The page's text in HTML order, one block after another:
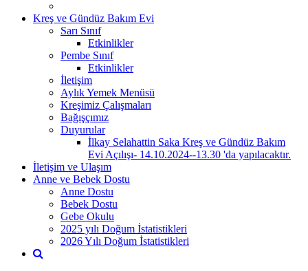
Kreş ve Gündüz Bakım Evi
Sarı Sınıf
Etkinlikler
Pembe Sınıf
Etkinlikler
İletişim
Aylık Yemek Menüsü
Kreşimiz Çalışmaları
Bağışçımız
Duyurular
İlkay Selahattin Saka Kreş ve Gündüz Bakım
Evi Açılışı- 14.10.2024--13.30 'da yapılacaktır.
İletişim ve Ulaşım
Anne ve Bebek Dostu
Anne Dostu
Bebek Dostu
Gebe Okulu
2025 yılı Doğum İstatistikleri
2026 Yılı Doğum İstatistikleri